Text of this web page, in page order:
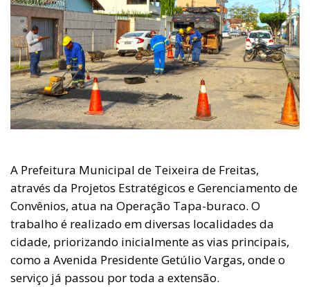
A Prefeitura Municipal de Teixeira de Freitas,
através da Projetos Estratégicos e Gerenciamento de
Convênios, atua na Operação Tapa-buraco. O
trabalho é realizado em diversas localidades da
cidade, priorizando inicialmente as vias principais,
como a Avenida Presidente Getúlio Vargas, onde o
serviço já passou por toda a extensão.